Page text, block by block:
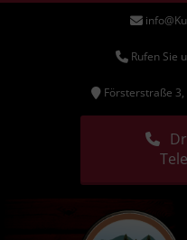
Rufen Sie
Försterstraße 3,